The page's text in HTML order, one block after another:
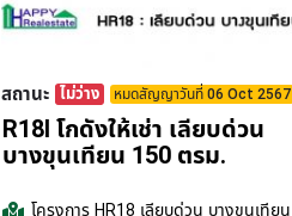
สถานะ ไม่ว่าง หมดสัญญาวันที่ 06 Oct 2567
R18I โกดังให้เช่า เลียบด่วน
บางขุนเทียน 150 ตรม.
โครงการHR18 เลียบด่วน บางขุนเทียน